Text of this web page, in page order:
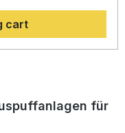
Serie, die Sie beim
ist DIN zertifiziert
hohe Qualität
profitieren.
enthält alle
das
full system exhaust
cart
für